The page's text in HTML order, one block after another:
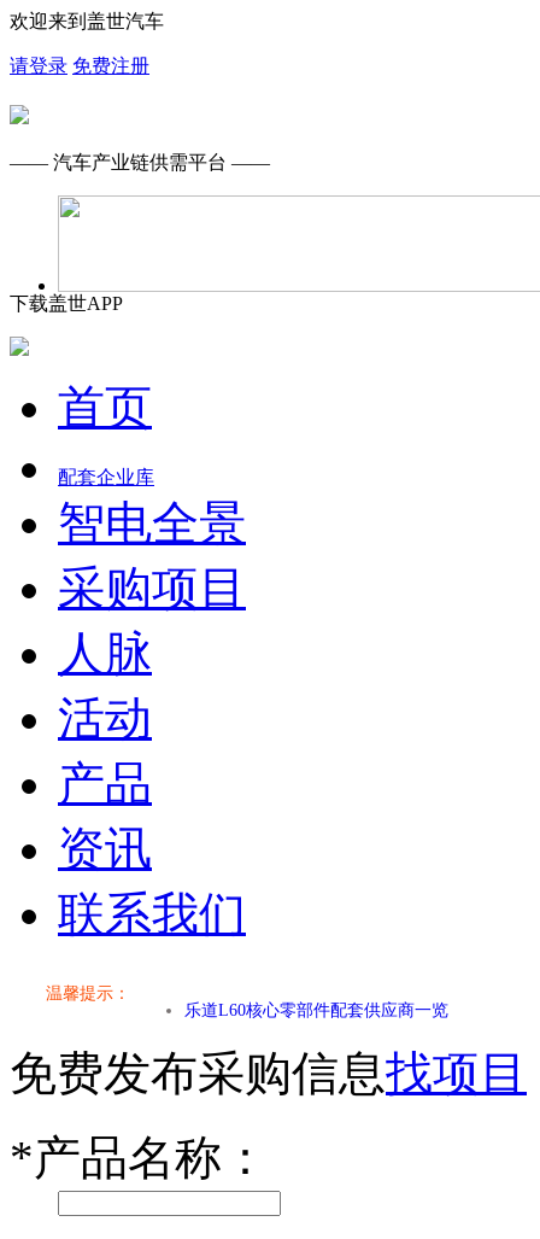
欢迎来到盖世汽车
请登录 免费注册
—— 汽车产业链供需平台 ——
下载盖世APP
首页
配套企业库
智电全景
采购项目
人脉
活动
产品
资讯
联系我们
温馨提示：
小米SU7核心零部件配套供应商一览
第二代 AION V核心零部件配套供应商一览
小米SU7核心零部件配套供应商一览
第二代 AION V核心零部件配套供应商一览
免费发布采购信息找项目
*产品名称：